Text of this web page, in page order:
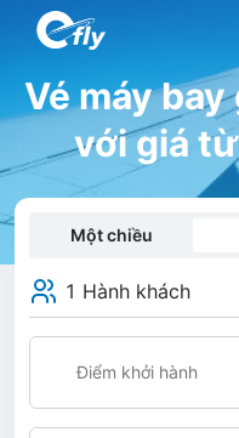
Vé máy bay
với giá
Một chiều
1 Hành khách